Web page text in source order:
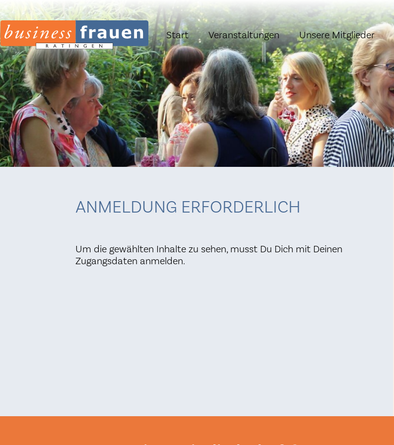
Navigation
überspringen
Start Veranstaltungen Unsere Mitglieder
ANMELDUNG ERFORDERLICH
Um die gewählten Inhalte zu sehen, musst Du Dich mit Deinen
Zugangsdaten anmelden.